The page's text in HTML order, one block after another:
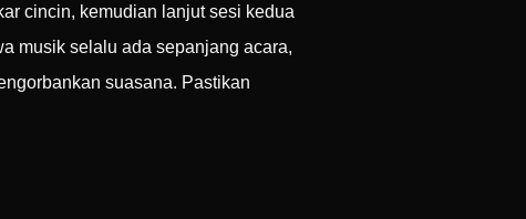
cincin, kemudian lanjut sesi kedua
musik selalu ada sepanjang acara,
suasana. Pastikan